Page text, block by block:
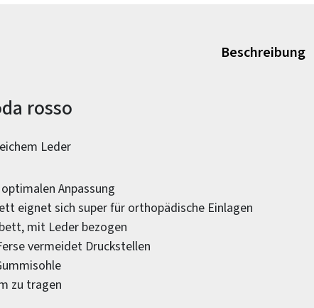
Beschreibung
rosso
Leder
Anpassung
eignet sich super für orthopädische Einlagen
mit Leder bezogen
vermeidet Druckstellen
zu tragen